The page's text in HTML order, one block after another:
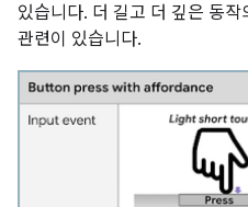
있습니다. 더 길고 더 깊은 동작
관련이 있습니다.